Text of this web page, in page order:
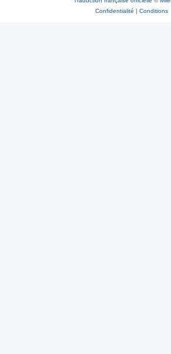
Confidentialité | Conditions